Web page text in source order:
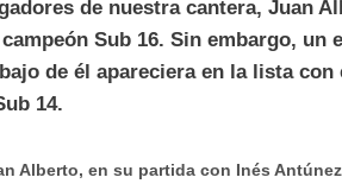
de nuestra cantera, Juan
Sub 16. Sin embargo,
de él apareciera en la lista
14.
Alberto, en su partida con Inés